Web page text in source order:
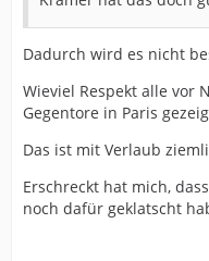
Dadurch wird es nicht
Wieviel Respekt alle vor
Gegentore in Paris
Das ist mit Verlaub
Erschreckt hat mich,
noch dafür geklatscht